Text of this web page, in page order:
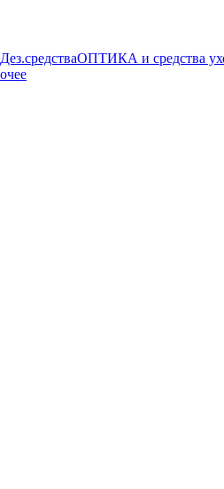
Дез.средстваОПТИКА и средства